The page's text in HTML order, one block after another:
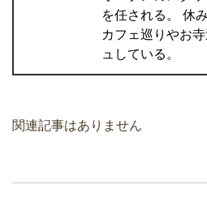
を任される。 休
カフェ巡りやお
ュしている。
関連記事はありません